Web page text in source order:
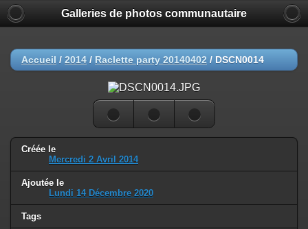
Galleries de photos communautaire
Accueil / 2014 / Raclette party 20140402 / DSCN0014
Créée le
Mercredi 2 Avril 2014
Ajoutée le
Lundi 14 Décembre 2020
Tags